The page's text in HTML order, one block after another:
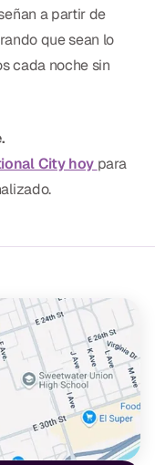
a partir de
que sean lo
cada noche sin
City hoy para